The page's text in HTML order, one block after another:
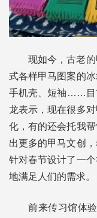
现如今，古老
式各样甲马图案的
手机壳、短袖……目
龙表示，现在很多
化，有的还会托我
出更多的甲马文创
针对春节设计了一
地满足人们的需求。
前来传习馆体